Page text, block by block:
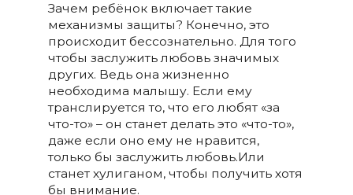
Зачем ребёнок включает такие
механизмы защиты? Конечно, это
происходит бессознательно. Для того
чтобы заслужить любовь значимых
других. Ведь она жизненно
необходима малышу. Если ему
транслируется то, что его любят «за
что-то» – он станет делать это «что-то»,
даже если оно ему не нравится,
только бы заслужить любовь.Или
станет хулиганом, чтобы получить хотя
бы внимание.